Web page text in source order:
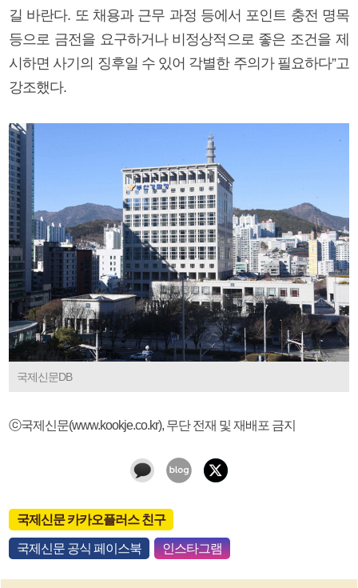
길 바란다. 또 채용과 근무 과정 등에서 포인트 충전 명목
등으로 금전을 요구하거나 비정상적으로 좋은 조건을 제
시하면 사기의 징후일 수 있어 각별한 주의가 필요하다”고
강조했다.
국제신문DB
ⓒ국제신문(www.kookje.co.kr), 무단 전재 및 재배포 금지
국제신문 카카오플러스 친구
국제신문 공식 페이스북 인스타그램